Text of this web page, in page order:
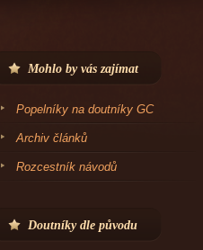
Mohlo by vás zajímat
Popelníky na doutníky GC
Archiv článků
Rozcestník návodů
Doutníky dle původu